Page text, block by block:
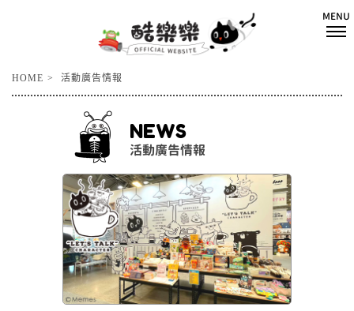
HOME 活動廣告情報
NEWS
活動廣告情報